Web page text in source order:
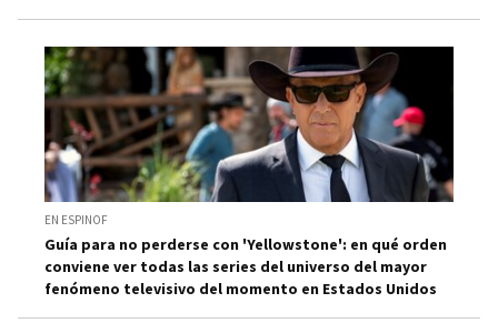
EN ESPINOF
Guía para no perderse con 'Yellowstone': en qué orden
conviene ver todas las series del universo del mayor
fenómeno televisivo del momento en Estados Unidos